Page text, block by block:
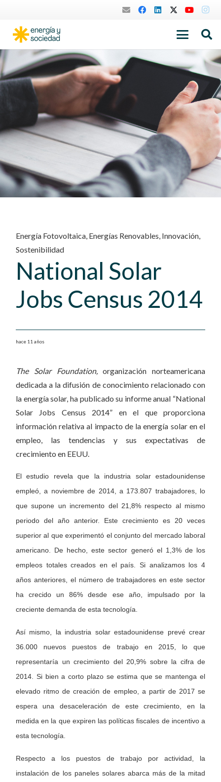
Energía Fotovoltaica, Energías Renovables, Innovación,
Sostenibilidad
National Solar
Jobs Census 2014
hace 11 años
The Solar Foundation,organización norteamericana
dedicada a la difusión de conocimiento relacionado con
la energía solar, ha publicado su informe anual “National
Solar Jobs Census 2014” en el que proporciona
información relativa al impacto de la energía solar en el
empleo, las tendencias y sus expectativas de
crecimiento en EEUU.
El estudio revela que la industria solar estadounidense
empleó, a noviembre de 2014, a 173.807 trabajadores, lo
que supone un incremento del 21,8% respecto al mismo
periodo del año anterior. Este crecimiento es 20 veces
superior al que experimentó el conjunto del mercado laboral
americano. De hecho, este sector generó el 1,3% de los
empleos totales creados en el país. Si analizamos los 4
años anteriores, el número de trabajadores en este sector
ha crecido un 86% desde ese año, impulsado por la
creciente demanda de esta tecnología.
Así mismo, la industria solar estadounidense prevé crear
36.000 nuevos puestos de trabajo en 2015, lo que
representaría un crecimiento del 20,9% sobre la cifra de
2014. Si bien a corto plazo se estima que se mantenga el
elevado ritmo de creación de empleo, a partir de 2017 se
espera una desaceleración de este crecimiento, en la
medida en la que expiren las políticas fiscales de incentivo a
esta tecnología.
Respecto a los puestos de trabajo por actividad, la
instalación de los paneles solares abarca más de la mitad